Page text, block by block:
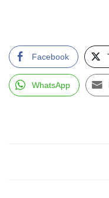
Facebook
WhatsApp